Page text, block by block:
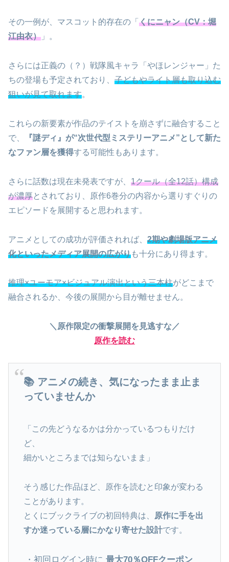
その一例が、マスコット的存在の「 くにニャン（CV：堀
江由衣） 」。
さらには正義の（？）戦隊風キャラ「やほレンジャー」た
ちの登場も予定されており、 子どもやライト層も取り込む
狙いが見て取れます。
これらの新要素が作品のテイストを崩さずに融合すること
で、
『謎ディ』が“次世代型ミステリーアニメ”として新た
なファン層を獲得する可能性もあります。
さらに話数は現在未発表ですが、 1クール（全12話）構成
が濃厚とされており、原作6巻分の内容から選りすぐりの
エピソードを展開すると思われます。
アニメとしての成功が評価されれば、 2期や劇場版アニメ
化といったメディア展開の広がりも十分にあり得ます。
推理×ユーモア×ビジュアル演出という三本柱がどこまで
融合されるか、今後の展開から目が離せません。
＼原作限定の衝撃展開を見逃すな／
原作を読む
📚 アニメの続き、気になったまま止ま
っていませんか
「この先どうなるかは分かっているつもりだけ
ど、
細かいところまでは知らないまま」
そう感じた作品ほど、原作を読むと印象が変わる
ことがあります。
とくにブックライブの初回特典は、
原作に手を出
すか迷っている層にかなり寄せた設計です。
・初回ログイン時に最大70％OFFクーポン